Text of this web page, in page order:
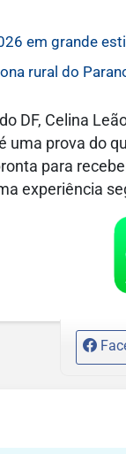
em grande
rural do
DF, Celina
uma prova do
para
experiência